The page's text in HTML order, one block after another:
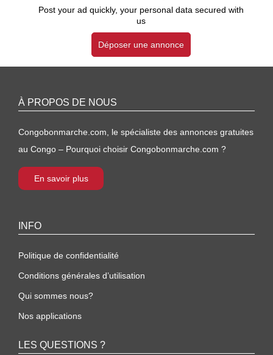
Post your ad quickly, your personal data secured with
us
Déposer une annonce
À PROPOS DE NOUS
Congobonmarche.com, le spécialiste des annonces gratuites
au Congo – Pourquoi choisir Congobonmarche.com ?
En savoir plus
INFO
Politique de confidentialité
Conditions générales d’utilisation
Qui sommes nous?
Nos applications
LES QUESTIONS ?